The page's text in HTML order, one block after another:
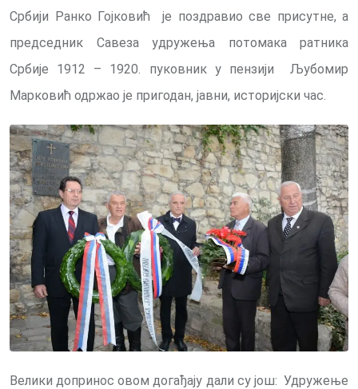
Србији Ранко Гојковић је поздравио све присутне, а
председник Савеза удружења потомака ратника
Србије 1912 – 1920. пуковник у пензији Љубомир
Марковић одржао је пригодан, јавни, историјски час.
Велики допринос овом догађају дали су још: Удружење